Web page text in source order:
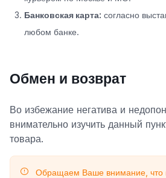
Банковская карта: согласно
любом банке.
Обмен и возврат
Во избежание негатива и
внимательно изучить данный
товара.
Обращаем Ваше внимание, что